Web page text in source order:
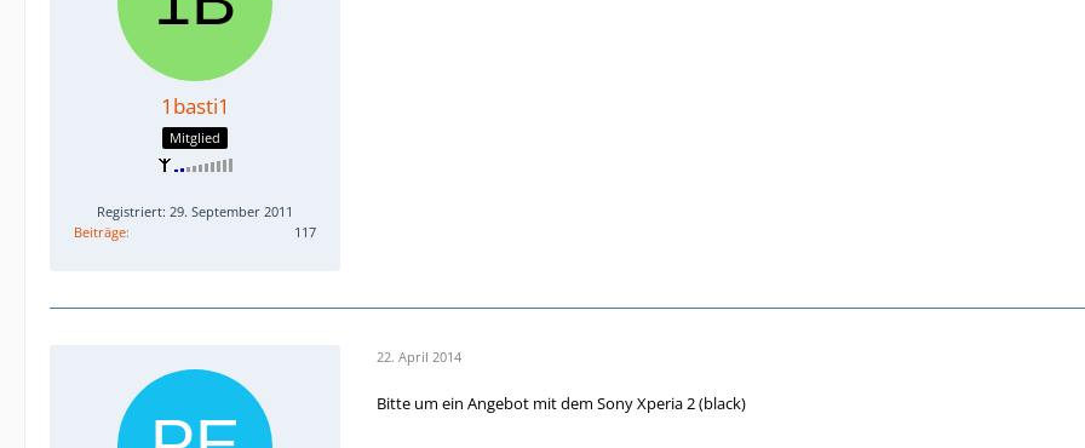
1basti1
Mitglied
Registriert: 29. September 2011
Beiträge
117
22. April 2014
Bitte um ein Angebot mit dem Sony Xperia 2 (black)